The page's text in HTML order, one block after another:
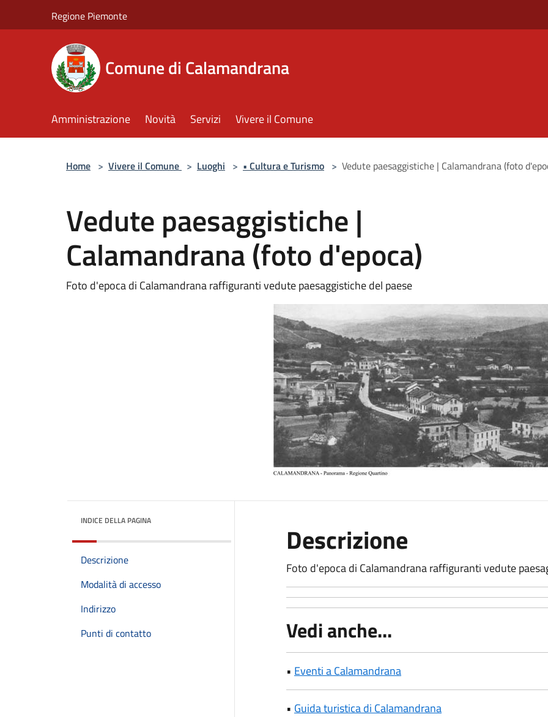
Regione Piemonte
Comune di Calamandrana
Amministrazione Novità Servizi Vivere il Comune
Home > Vivere il Comune > Luoghi > • Cultura e Turismo > Vedute paesaggistiche | Calamandrana (foto
Vedute paesaggistiche |
Calamandrana (foto d'epoca)
Foto d'epoca di Calamandrana raffiguranti vedute paesaggistiche del paese
INDICE DELLA PAGINA
Descrizione
Modalità di accesso
Indirizzo
Punti di contatto
Descrizione
Foto d'epoca di Calamandrana raffiguranti vedute
Vedi anche...
• Eventi a Calamandrana
• Guida turistica di Calamandrana